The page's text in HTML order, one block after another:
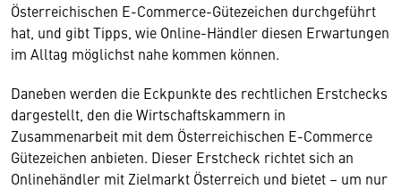
Österreichischen E-Commerce-Gütezeichen durchgeführt
hat, und gibt Tipps, wie Online-Händler diesen Erwartungen
im Alltag möglichst nahe kommen können.
Daneben werden die Eckpunkte des rechtlichen Erstchecks
dargestellt, den die Wirtschaftskammern in
Zusammenarbeit mit dem Österreichischen E-Commerce
Gütezeichen anbieten. Dieser Erstcheck richtet sich an
Onlinehändler mit Zielmarkt Österreich und bietet – um nur